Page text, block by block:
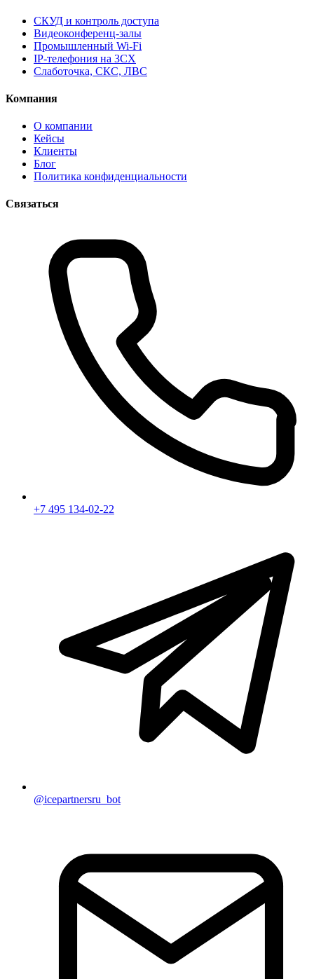
СКУД и контроль доступа
Видеоконференц-залы
Промышленный Wi-Fi
IP-телефония на 3CX
Слаботочка, СКС, ЛВС
Компания
О компании
Кейсы
Клиенты
Блог
Политика конфиденциальности
Связаться
+7 495 134-02-22
@icepartnersru_bot